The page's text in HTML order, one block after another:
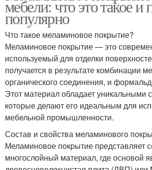
мебели: что это такое и
популярно
Что такое меламиновое покрытие?
Меламиновое покрытие — это
используемый для отделки
получается в результате комбинации
органического соединения, и
Этот материал обладает уникальными
которые делают его идеальным для
мебельной промышленности.
Состав и свойства меламинового
Меламиновое покрытие представляет
многослойный материал, где основой